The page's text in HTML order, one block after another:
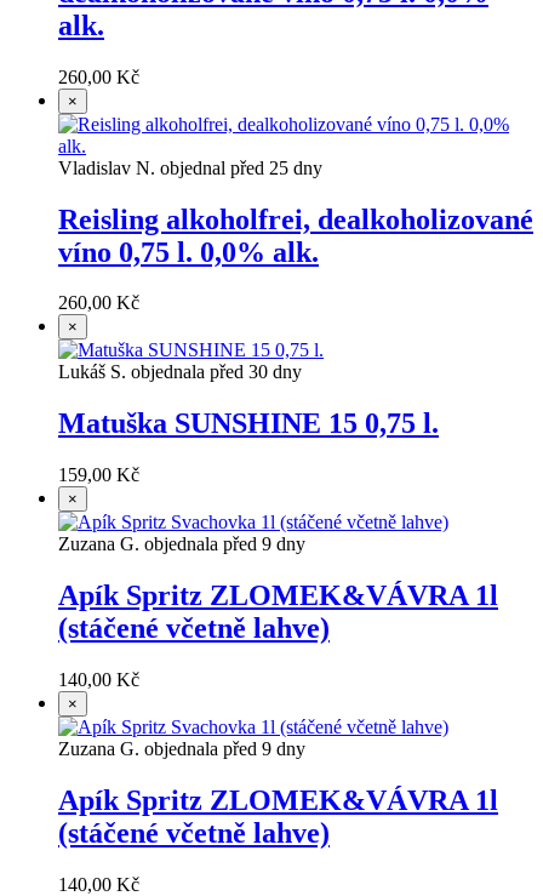
alk.
260,00 Kč
×
Vladislav N. objednal před 25 dny
Reisling alkoholfrei, dealkoholizované
víno 0,75 l. 0,0% alk.
260,00 Kč
×
Lukáš S. objednala před 30 dny
Matuška SUNSHINE 15 0,75 l.
159,00 Kč
×
Zuzana G. objednala před 9 dny
Apík Spritz ZLOMEK&VÁVRA 1l
(stáčené včetně lahve)
140,00 Kč
×
Zuzana G. objednala před 9 dny
Apík Spritz ZLOMEK&VÁVRA 1l
(stáčené včetně lahve)
140,00 Kč